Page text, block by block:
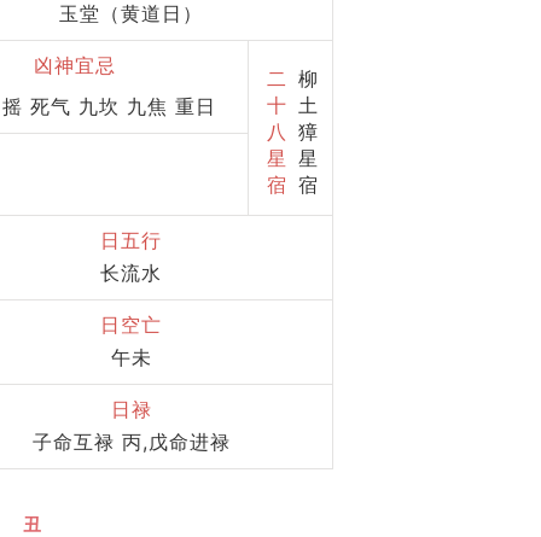
玉堂（黄道日）
凶神宜忌
死气 九坎 九焦 重日
二
十
八
星
宿
柳
土
獐
星
宿
日五行
长流水
日空亡
午未
日禄
子命互禄 丙,戊命进禄
丑